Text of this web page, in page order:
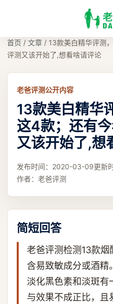
首页 / 文章 / 13款美白精华评测
评测又该开始了,想看啥请评论
老爸评测公开内容
13款美白精华
这4款；还有
又该开始了,想
发布时间： 2020-03-09更新
作者： 老爸评测
简短回答
老爸评测检测13款
含易致敏成分或酒
淡化黑色素和淡斑有
与效果不成正比，且